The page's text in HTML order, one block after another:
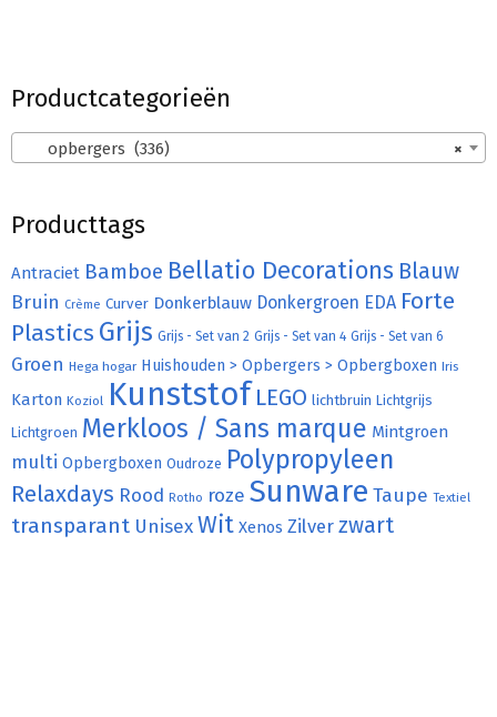
Productcategorieën
×
opbergers (336)
Producttags
Antraciet Bamboe Bellatio Decorations Blauw
Bruin Crème Curver Donkerblauw Donkergroen EDA Forte
Plastics Grijs Grijs - Set van 2 Grijs - Set van 4 Grijs - Set van 6
Groen Hega hogar Huishouden > Opbergers > Opbergboxen Iris
Karton Koziol Kunststof LEGO lichtbruin Lichtgrijs
Lichtgroen Merkloos / Sans marque Mintgroen
multi Opbergboxen Oudroze Polypropyleen
Relaxdays Rood Rotho roze Sunware Taupe Textiel
transparant UnisexWit Xenos Zilver zwart